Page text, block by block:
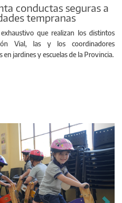
conductas seguras a
tempranas
que realizan los distintos
Vial, las y los coordinadores
en jardines y escuelas de la Provincia.